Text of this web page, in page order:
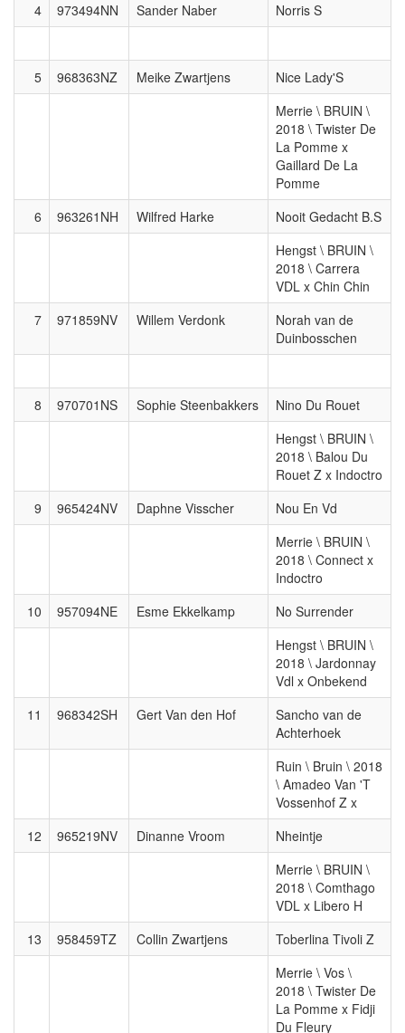
4
973494NN Sander Naber Norris S
5 968363NZ Meike Zwartjens
Nice Lady'S
Merrie \ BRUIN \
2018 \ Twister De
La Pomme x
Gaillard De La
Pomme
6
963261NH Wilfred Harke
Nooit Gedacht B.S
Hengst \ BRUIN \
2018 \ Carrera
VDL x Chin Chin
7
971859NV Willem Verdonk
Norah van de
Duinbosschen
8 970701NS Sophie Steenbakkers
Nino Du Rouet
Hengst \ BRUIN \
2018 \ Balou Du
Rouet Z x Indoctro
9
965424NV Daphne Visscher
Nou En Vd
Merrie \ BRUIN \
2018 \ Connect x
Indoctro
10
957094NE Esme Ekkelkamp
No Surrender
Hengst \ BRUIN \
2018 \ Jardonnay
Vdl x Onbekend
11
968342SH Gert Van den Hof
Sancho van de
Achterhoek
Ruin \ Bruin \ 2018
\ Amadeo Van 'T
Vossenhof Z x
12
965219NV Dinanne Vroom
Nheintje
Merrie \ BRUIN \
2018 \ Comthago
VDL x Libero H
13
958459TZ Collin Zwartjens
Toberlina Tivoli Z
Merrie \ Vos \
2018 \ Twister De
La Pomme x Fidji
Du Fleury